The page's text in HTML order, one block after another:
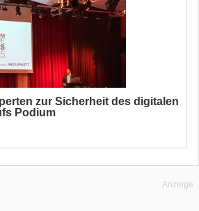
zur Sicherheit des digitalen
Podium
Anzeige